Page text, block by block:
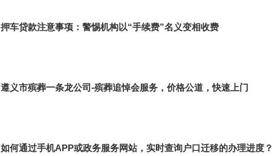
押车贷款注意事项：警惕机构以“手续费”名义变相收费
遵义市殡葬一条龙公司-殡葬追悼会服务，价格公道，快速上门
如何通过手机APP或政务服务网站，实时查询户口迁移的办理进度？